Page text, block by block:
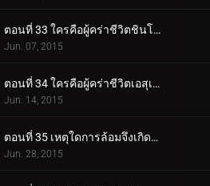
ตอนที่ 33 ใครคือผู้คร่าชีวิตชินโนะสุเกะ โทมาริ?
Jun. 07, 2015
ตอนที่ 34 ใครคือผู้คร่าชีวิตเอสุเกะ โทมาริ?
Jun. 14, 2015
ตอนที่ 35 เหตุใดการล้อมจึงเกิดขึ้น?
Jun. 28, 2015